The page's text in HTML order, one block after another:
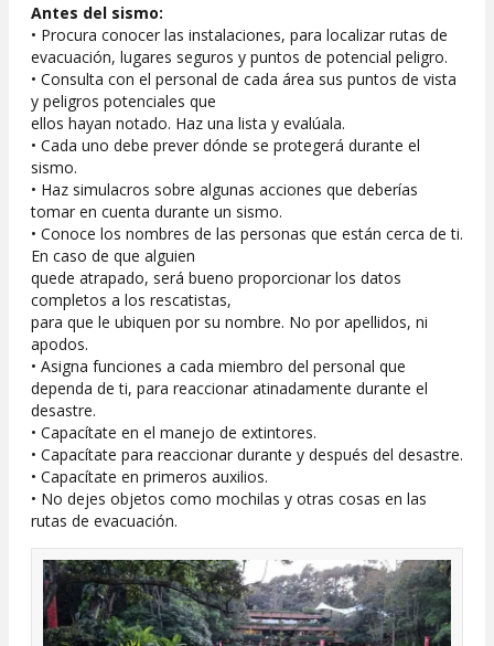
Antes del sismo:
• Procura conocer las instalaciones, para localizar rutas de
evacuación, lugares seguros y puntos de potencial peligro.
• Consulta con el personal de cada área sus puntos de vista
y peligros potenciales que
ellos hayan notado. Haz una lista y evalúala.
• Cada uno debe prever dónde se protegerá durante el
sismo.
• Haz simulacros sobre algunas acciones que deberías
tomar en cuenta durante un sismo.
• Conoce los nombres de las personas que están cerca de ti.
En caso de que alguien
quede atrapado, será bueno proporcionar los datos
completos a los rescatistas,
para que le ubiquen por su nombre. No por apellidos, ni
apodos.
• Asigna funciones a cada miembro del personal que
dependa de ti, para reaccionar atinadamente durante el
desastre.
• Capacítate en el manejo de extintores.
• Capacítate para reaccionar durante y después del desastre.
• Capacítate en primeros auxilios.
• No dejes objetos como mochilas y otras cosas en las
rutas de evacuación.